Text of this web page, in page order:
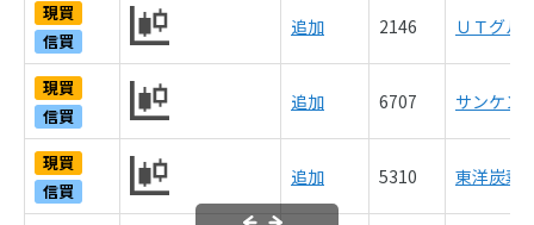
現買
信買
追加 2146 ＵＴグル
現買
信買
追加 6707 サンケン
現買
信買
追加 5310 東洋炭素